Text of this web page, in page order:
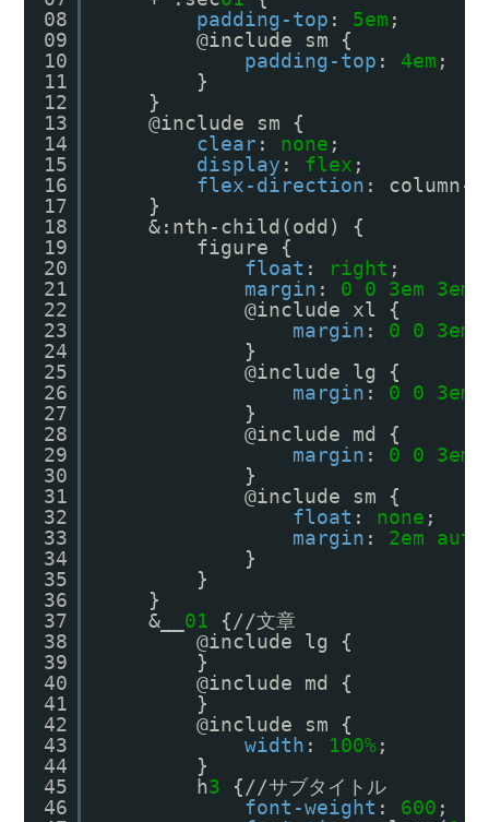
08
09
10
11
12
13
14
15
16
17
18
19
20
21
22
23
24
25
26
27
28
29
30
31
32
33
34
35
36
37
38
39
40
41
42
43
44
45
46
padding-top : 5em ;
@include sm {
padding-top : 4em ;
}
}
@include sm {
clear: none ;
display : flex ;
flex-direction : column-
}
&:nth-child(odd) {
figure {
float : right ;
margin : 0 0 3em 3em
@include xl {
margin : 0 0 3em
}
@include lg {
margin : 0 0 3em
}
@include md {
margin : 0 0 3em
}
@include sm {
float : none ;
margin : 2em
auto
}
}
}
&__ 01
{//文章
@include lg {
}
@include md {
}
@include sm {
width : 100%;
}
h3
{//サブタイトル
font-weight : 600 ;